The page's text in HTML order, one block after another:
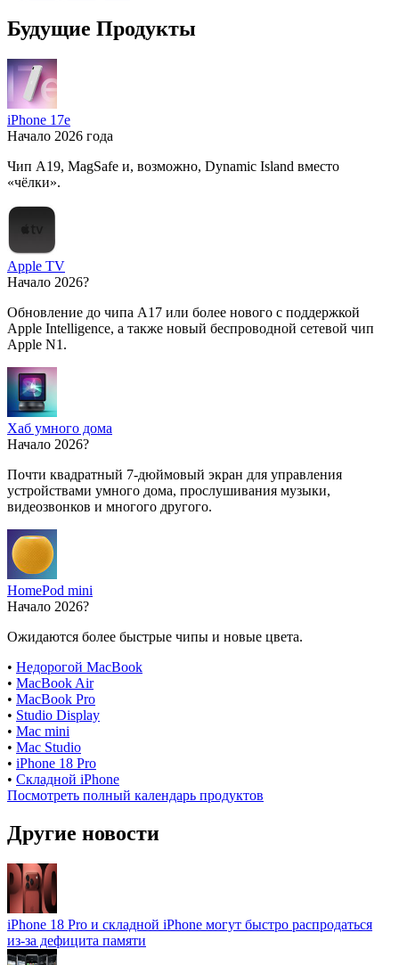
Будущие Продукты
iPhone 17e
Начало 2026 года
Чип A19, MagSafe и, возможно, Dynamic Island вместо
«чёлки».
Apple TV
Начало 2026?
Обновление до чипа A17 или более нового с поддержкой
Apple Intelligence, а также новый беспроводной сетевой чип
Apple N1.
Хаб умного дома
Начало 2026?
Почти квадратный 7-дюймовый экран для управления
устройствами умного дома, прослушивания музыки,
видеозвонков и многого другого.
HomePod mini
Начало 2026?
Ожидаются более быстрые чипы и новые цвета.
• Недорогой MacBook
• MacBook Air
• MacBook Pro
• Studio Display
• Mac mini
• Mac Studio
• iPhone 18 Pro
• Складной iPhone
Посмотреть полный календарь продуктов
Другие новости
iPhone 18 Pro и складной iPhone могут быстро распродаться
из-за дефицита памяти